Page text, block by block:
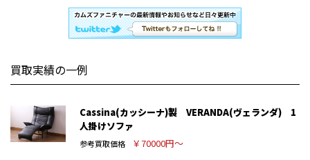
買取実績の一例
Cassina(カッシーナ)製 VERANDA(ヴェランダ) 1
人掛けソファ
参考買取価格 ￥70000円～